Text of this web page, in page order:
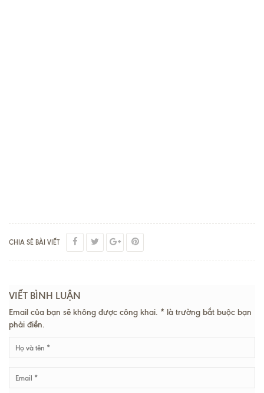
CHIA SẺ BÀI VIẾT
VIẾT BÌNH LUẬN
Email của bạn sẽ không được công khai. * là trường bắt buộc bạn
phải điền.